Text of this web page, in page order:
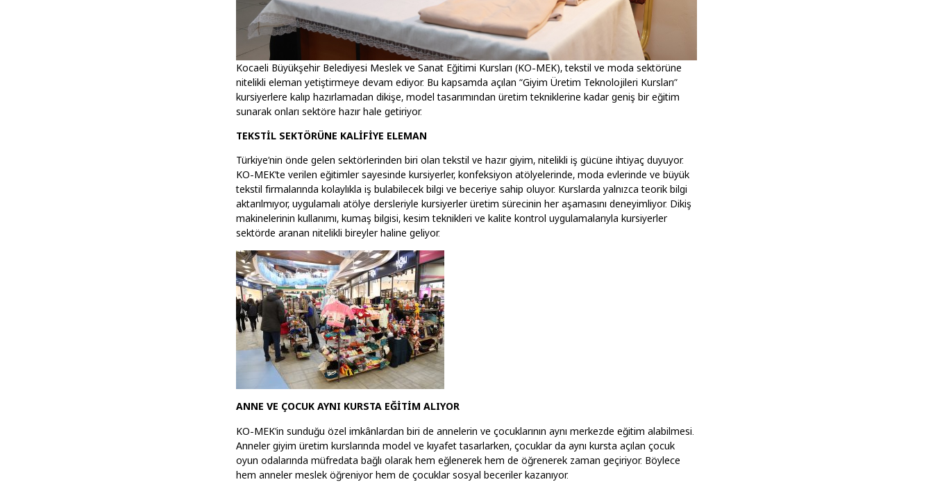
Kocaeli Büyükşehir Belediyesi Meslek ve Sanat Eğitimi Kursları (KO-MEK), tekstil ve moda sektörüne
nitelikli eleman yetiştirmeye devam ediyor. Bu kapsamda açılan “Giyim Üretim Teknolojileri Kursları”
kursiyerlere kalıp hazırlamadan dikişe, model tasarımından üretim tekniklerine kadar geniş bir eğitim
sunarak onları sektöre hazır hale getiriyor.
TEKSTİL SEKTÖRÜNE KALİFİYE ELEMAN
Türkiye’nin önde gelen sektörlerinden biri olan tekstil ve hazır giyim, nitelikli iş gücüne ihtiyaç duyuyor.
KO-MEK’te verilen eğitimler sayesinde kursiyerler, konfeksiyon atölyelerinde, moda evlerinde ve büyük
tekstil firmalarında kolaylıkla iş bulabilecek bilgi ve beceriye sahip oluyor. Kurslarda yalnızca teorik bilgi
aktarılmıyor, uygulamalı atölye dersleriyle kursiyerler üretim sürecinin her aşamasını deneyimliyor. Dikiş
makinelerinin kullanımı, kumaş bilgisi, kesim teknikleri ve kalite kontrol uygulamalarıyla kursiyerler
sektörde aranan nitelikli bireyler haline geliyor.
ANNE VE ÇOCUK AYNI KURSTA EĞİTİM ALIYOR
KO-MEK’in sunduğu özel imkânlardan biri de annelerin ve çocuklarının aynı merkezde eğitim alabilmesi.
Anneler giyim üretim kurslarında model ve kıyafet tasarlarken, çocuklar da aynı kursta açılan çocuk
oyun odalarında müfredata bağlı olarak hem eğlenerek hem de öğrenerek zaman geçiriyor. Böylece
hem anneler meslek öğreniyor hem de çocuklar sosyal beceriler kazanıyor.